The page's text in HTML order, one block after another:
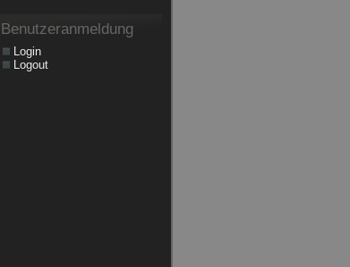
Benutzeranmeldung
Login
Logout